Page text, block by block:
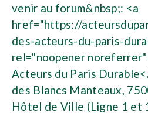
venir au forum&nbsp;: <a
href="https://
des-acteurs-du-paris-
rel="noopener
Acteurs du Paris
des Blancs Manteaux,
Hôtel de Ville (Ligne 1 et